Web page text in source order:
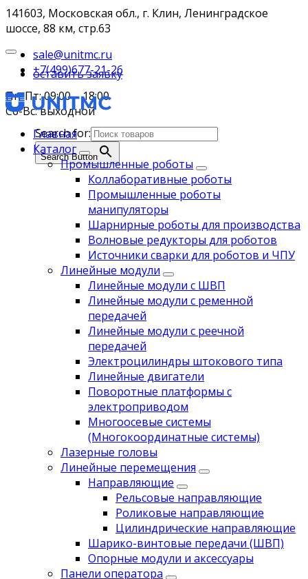
141603, Московская обл., г. Клин, Ленинградское
шоссе, 88 км, стр.63
sale@unitmc.ru
+7(499)677-21-26
Пн-Пт: 09:00 – 18:00
Сб-Вс: выходной
Search for:
Search Button
оставить заявку
Главная
Каталог
Промышленные роботы
Коллаборативные роботы
Промышленные роботы
манипуляторы
Шарнирные роботы для производства
Волновые редукторы для роботов
Источники сварки для роботов и ЧПУ
Линейные модули
Линейные модули с ШВП
Линейные модули с ременной
передачей
Линейные модули с реечной
передачей
Электроцилиндры штокового типа
Линейные двигатели
Поворотные платформы с
электроприводом
Многоосевые системы
(Многокоординатные системы)
Лазерные головы
Линейные перемещения
Направляющие
Рельсовые направляющие
Роликовые направляющие
Цилиндрические направляющие
Шарико-винтовые передачи (ШВП)
Опорные модули и аксессуары
Панели оператора